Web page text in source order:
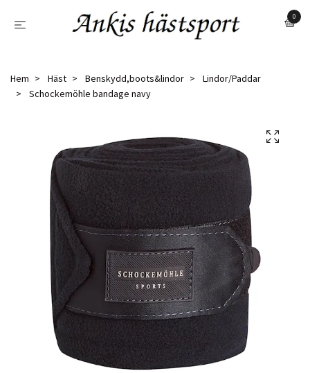
0
Hem Häst Benskydd,boots&lindor
Lindor/Paddar
Schockemöhle bandage navy